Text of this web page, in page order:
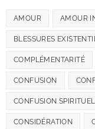
AMOUR AMOUR
BLESSURES
COMPLÉMENTARITÉ
CONFUSION
CONFUSION
CONSIDÉRATION